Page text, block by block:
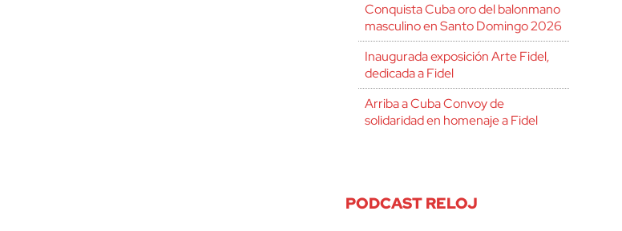
Conquista Cuba oro del balonmano
masculino en Santo Domingo 2026
Inaugurada exposición Arte Fidel,
dedicada a Fidel
Arriba a Cuba Convoy de
solidaridad en homenaje a Fidel
PODCAST RELOJ